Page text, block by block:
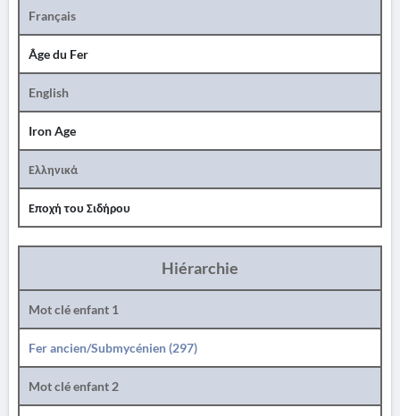
Français
Âge du Fer
English
Iron Age
Ελληνικά
Εποχή του Σιδήρου
Hiérarchie
Mot clé enfant 1
Fer ancien/Submycénien (297)
Mot clé enfant 2